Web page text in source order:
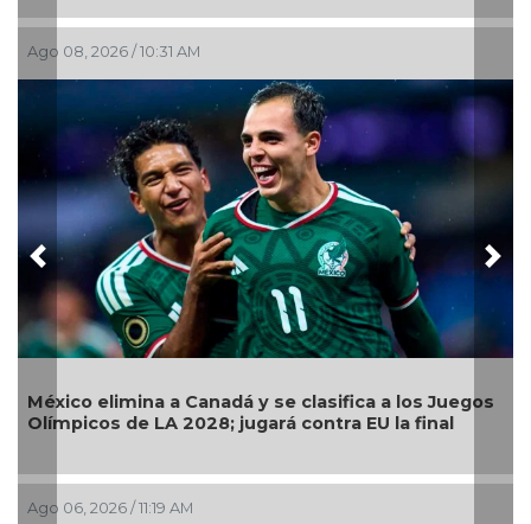
Ago 05, 2026 / 2:59 PM
Llama Gobierno Municipal a la sana convivencia:
continuarán operativos “Cero Alcohol” en vía
pública
Ago 05, 2026 / 2:56 PM
Previous